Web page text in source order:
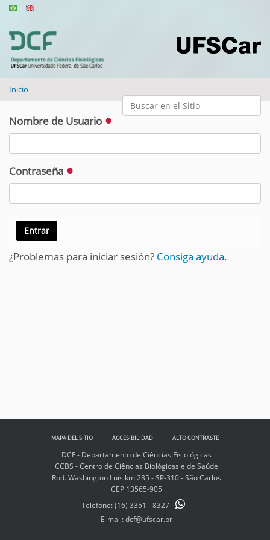
Buscar
Inicio
Nombre de Usuario
Contraseña
¿Problemas para iniciar sesión? Consiga ayuda.
MAPA DEL SITIO ACCESIBILIDAD ALTO CONTRASTE
DCF - Departamento de Ciências Fisiológicas
CCBS - Centro de Ciências Biológicas e de Saúde
Rod. Washington Luís km 235 - SP-310 - São Carlos
CEP 13565-905
Telefone:(16) 3351 - 8327
E-mail: dcf@ufscar.br